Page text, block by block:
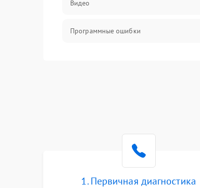
Видео
Программные ошибки
Электронные компоненты
1. Первичная диагностика